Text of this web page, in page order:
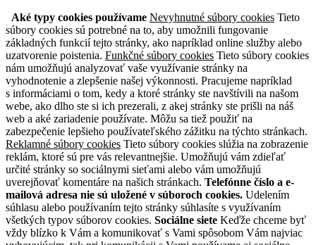
Aké typy cookies používame Nevyhnutné súbory cookies Tieto
súbory cookies sú potrebné na to, aby umožnili fungovanie
základných funkcií tejto stránky, ako napríklad online služby alebo
uzatvorenie poistenia. Funkčné súbory cookies Tieto súbory cookies
nám umožňujú analyzovať vaše využívanie stránky na
vyhodnotenie a zlepšenie našej výkonnosti. Pracujeme napríklad
s informáciami o tom, kedy a ktoré stránky ste navštívili na našom
webe, ako dlho ste si ich prezerali, z akej stránky ste prišli na náš
web a aké zariadenie používate. Môžu sa tiež použiť na
zabezpečenie lepšieho používateľského zážitku na týchto stránkach.
Reklamné súbory cookies Tieto súbory cookies slúžia na zobrazenie
reklám, ktoré sú pre vás relevantnejšie. Umožňujú vám zdieľať
určité stránky so sociálnymi sieťami alebo vám umožňujú
uverejňovať komentáre na našich stránkach. Telefónne číslo a e-
mailová adresa nie sú uložené v súboroch cookies. Udelením
súhlasu alebo používaním tejto stránky súhlasíte s využívaním
všetkých typov súborov cookies. Sociálne siete Keďže chceme byť
vždy blízko k Vám a komunikovať s Vami spôsobom Vám najviac